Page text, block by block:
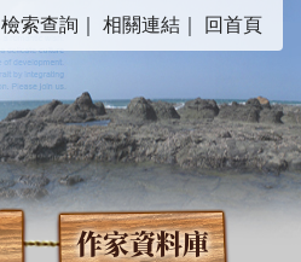
檢索查詢 相關連結 回首頁
作家資料庫